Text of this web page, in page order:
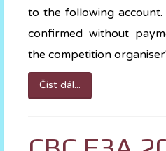
to the following
confirmed without
the competition
Číst dál...